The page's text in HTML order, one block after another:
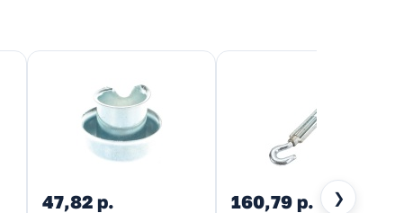
❯
47,82 р. 160,79 р.